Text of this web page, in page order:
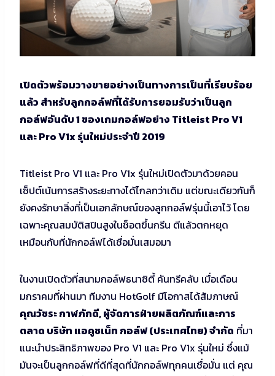
เปิดตัวพร้อมวางขายอย่างเป็นทางการเป็นที่เรียบร้อย
แล้ว สำหรับลูกกอล์ฟที่ได้รับการยอมรับว่าเป็นลูก
กอล์ฟอันดับ 1 ของเกมกอล์ฟอย่าง Titleist Pro V1
และ Pro V1x รุ่นใหม่ประจำปี 2019
Titleist Pro V1 และ Pro V1x รุ่นใหม่เปิดตัวมาด้วยคอน
เซ็ปต์เน้นการสร้างระยะทางได้ไกลกว่าเดิม แต่ขณะเดียวกันก็
ยังคงรักษาสิ่งที่เป็นเอกลักษณ์ของลูกกอล์ฟรุ่นนี้เอาไว้ โดย
เฉพาะคุณสมบัติสปินสูงในช็อตขึ้นกรีน ตีแล้วตกหยุด
เหมือนกับที่นักกอล์ฟได้เชื่อมั่นเสมอมา
ในงานเปิดตัวที่สนามกอล์ฟธนาซิตี้ คันทรีคลับ เมื่อเดือน
มกราคมที่ผ่านมา ทีมงาน HotGolf มีโอกาสได้สัมภาษณ์
คุณวัชระ กาฬภักดี, ผู้จัดการฝ่ายผลิตภัณฑ์และการ
ตลาด บริษัท แอคูชเน็ท กอล์ฟ (ประเทศไทย) จำกัด ที่มา
แนะนำประสิทธิภาพของ Pro V1 และ Pro V1x รุ่นใหม่ ซึ่งแม้
มันจะเป็นลูกกอล์ฟที่ดีที่สุดที่นักกอล์ฟทุกคนเชื่อมั่น แต่ คุณ